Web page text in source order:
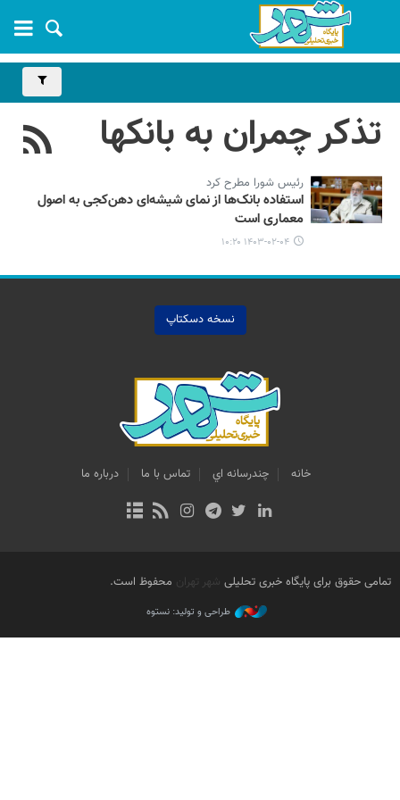
تذکر چمران به بانکها
رئیس شورا مطرح کرد
استفاده بانک‌ها از نمای شیشه‌ای دهن‌کجی به اصول
معماری است
۱۴۰۳-۰۲-۰۴ ۱۰:۲۰
نسخه دسکتاپ
خانه چندرسانه اي تماس با ما درباره ما
تمامی حقوق برای پایگاه خبری تحلیلی شهر تهران محفوظ است.
طراحی و تولید: نستوه